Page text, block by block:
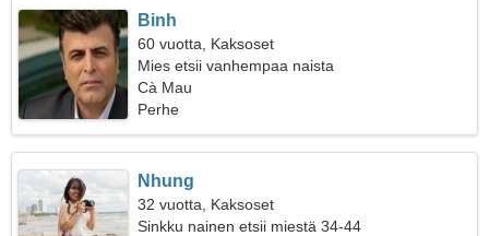
Binh
60 vuotta, Kaksoset
Mies etsii vanhempaa naista
Cà Mau
Perhe
Nhung
32 vuotta, Kaksoset
Sinkku nainen etsii miestä 34-44